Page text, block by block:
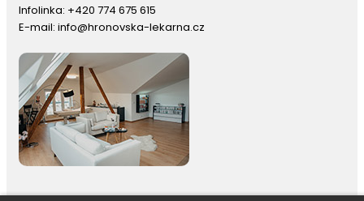
Infolinka: +420 774 675 615
E-mail: info@hronovska-lekarna.cz